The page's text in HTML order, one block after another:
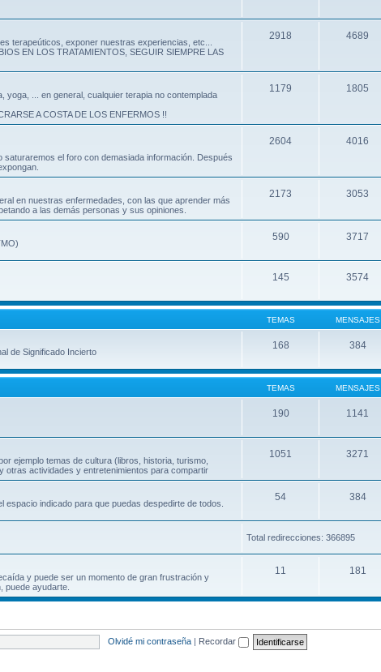
terapeúticos, exponer nuestras experiencias, etc...
EN LOS TRATAMIENTOS, SEGUIR SIEMPRE LAS
2918 4689
... en general, cualquier terapia no contemplada
A COSTA DE LOS ENFERMOS !!
1179 1805
saturaremos el foro con demasiada información. Después
2604 4016
en nuestras enfermedades, con las que aprender más
a las demás personas y sus opiniones.
2173 3053
590 3717
145 3574
TEMAS MENSAJES
de Significado Incierto
168 384
TEMAS MENSAJES
190 1141
ejemplo temas de cultura (libros, historia, turismo,
actividades y entretenimientos para compartir
1051 3271
indicado para que puedas despedirte de todos.
54 384
Total redirecciones: 366895
y puede ser un momento de gran frustración y
puede ayudarte.
11 181
Olvidé mi contraseña | Recordar